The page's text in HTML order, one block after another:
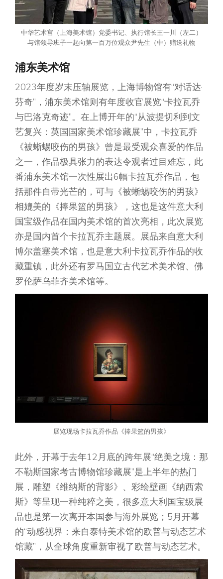
中华艺术宫（上海美术馆）党委书记、执行馆长王一川（左二）
与馆领导班子一起向第一百万位观众尹先生（中）赠送礼物
浦东美术馆
2023年度岁末压轴展览，上海博物馆有“对话达·
芬奇”，浦东美术馆则有年度收官展览“卡拉瓦乔
与巴洛克奇迹”。在上博开年的“从波提切利到文
艺复兴：英国国家美术馆珍藏展”中，卡拉瓦乔
《被蜥蜴咬伤的男孩》曾是最受观众喜爱的作品
之一，作品极具张力的表达令观者过目难忘，此
番浦东美术馆一次性展出6幅卡拉瓦乔作品，包
括那件自带光芒的，可与《被蜥蜴咬伤的男孩》
相媲美的《捧果篮的男孩》，这也是这件意大利
国宝级作品在国内美术馆的首次亮相，此次展览
亦是国内首个卡拉瓦乔主题展。展品来自意大利
博尔盖塞美术馆，也是意大利卡拉瓦乔作品的收
藏重镇，此外还有罗马国立古代艺术美术馆、佛
罗伦萨乌菲齐美术馆等。
展览现场卡拉瓦乔作品《捧果篮的男孩》
此外，开幕于去年12月底的跨年展“绝美之境：那
不勒斯国家考古博物馆珍藏展”是上半年的热门
展，雕塑《维纳斯的背影》、彩绘壁画《纳西索
斯》等呈现一种纯粹之美，很多意大利国宝级展
品也是第一次离开本国参与海外展览；5月开幕
的“动感视界：来自泰特美术馆的欧普与动态艺术
馆藏”，从全球角度重新审视了欧普与动态艺术。